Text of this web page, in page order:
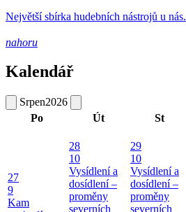
Největší sbírka hudebních nástrojů u nás.
nahoru
Kalendář
Srpen2026
Po
Út St
27
9
Kam
28
10
Vysídlení a
dosídlení –
proměny
severních
29
10
Vysídlení a
dosídlení –
proměny
severních